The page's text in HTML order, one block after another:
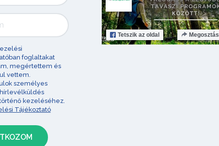
foglaltakat
megértettem és
vettem.
személyes
kezeléséhez.
Tájékoztató
Tetszik az oldal Megosztás